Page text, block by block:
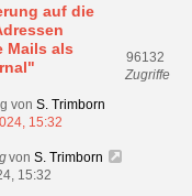
auf die
Mails als
von S. Trimborn
15:32
96132
Zugriffe
von S. Trimborn
15:32